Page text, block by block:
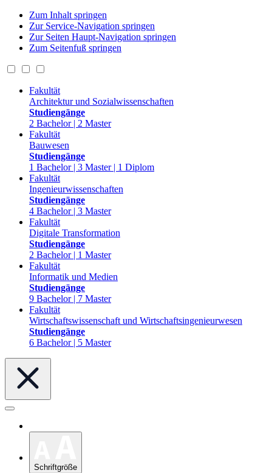
Zum Inhalt springen
Zur Service-Navigation springen
Zur Seiten Haupt-Navigation springen
Zum Seitenfuß springen
Fakultät
Architektur und Sozialwissenschaften
Studiengänge
2 Bachelor | 2 Master
Fakultät
Bauwesen
Studiengänge
1 Bachelor | 3 Master | 1 Diplom
Fakultät
Ingenieurwissenschaften
Studiengänge
4 Bachelor | 3 Master
Fakultät
Digitale Transformation
Studiengänge
2 Bachelor | 1 Master
Fakultät
Informatik und Medien
Studiengänge
9 Bachelor | 7 Master
Fakultät
Wirtschaftswissenschaft und Wirtschaftsingenieurwesen
Studiengänge
6 Bachelor | 5 Master
Schriftgröße